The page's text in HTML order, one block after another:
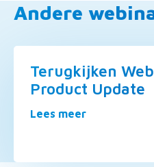
Andere
Terugkijken
Product Update
Lees meer